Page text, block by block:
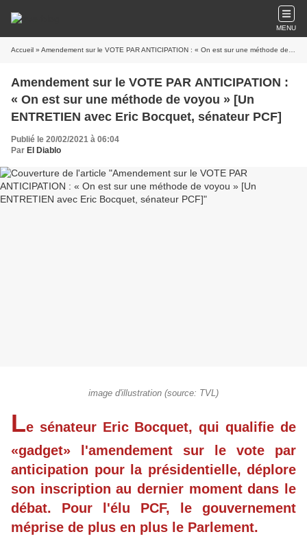
MENU
Accueil » Amendement sur le VOTE PAR ANTICIPATION : « On est sur une méthode de voyou » [Un ENTRETIEN avec Eric Bocquet, sénateur PCF]
Amendement sur le VOTE PAR ANTICIPATION :
« On est sur une méthode de voyou » [Un
ENTRETIEN avec Eric Bocquet, sénateur PCF]
Publié le 20/02/2021 à 06:04
Par El Diablo
image d'illustration (source: TVL)
Le sénateur Eric Bocquet, qui qualifie de
«gadget» l'amendement sur le vote par
anticipation pour la présidentielle, déplore
son inscription au dernier moment dans le
débat. Pour l'élu PCF, le gouvernement
méprise de plus en plus le Parlement.